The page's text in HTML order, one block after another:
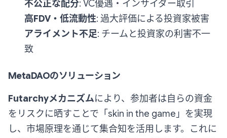
不公正な配分: VC優遇・インサイダー取引
高FDV・低流動性: 過大評価による投資家被害
アライメント不足: チームと投資家の利害不一
致
MetaDAOのソリューション
Futarchyメカニズムにより、参加者は自らの資金
をリスクに晒すことで「skin in the game」を実現
し、市場原理を通じて集合知を活用します。これに